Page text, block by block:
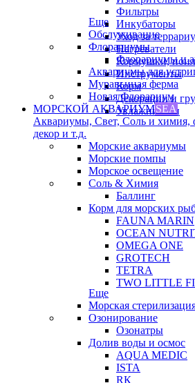
Фильтры
Инкубаторы
Уход за
Нагреватели
Кормушки,
Инструменты
Корм
Декорации и
Увлажнители
Еще
Обслуживание
Флорариумы
Флорариумы и
Аквариумы для
Муравьиная ферма
Новая Флорариум
МОРСКОЙ АКВАРИУМSEA
Аквариумы, Свет, Соль и химия,
декор и т.д.
Морские аквариумы
Морские помпы
Морское освещение
Соль & Химия
Баллинг
Корм для морских
FAUNA MARIN
OCEAN
OMEGA ONE
GROTECH
TETRA
TWO LITTLE
Еще
Морская
Озонирование
Озонатры
Долив воды и осмос
AQUA MEDIC
ISTA
RК